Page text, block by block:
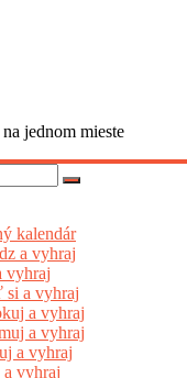
jednom mieste
kalendár
a vyhraj
vyhraj
si a vyhraj
a vyhraj
a vyhraj
a vyhraj
vyhraj